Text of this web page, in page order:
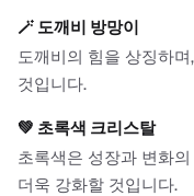
🪄 도깨비 방망이
도깨비의 힘을 상징하
것입니다.
💚 초록색 크리스탈
초록색은 성장과 변화
더욱 강화할 것입니다.